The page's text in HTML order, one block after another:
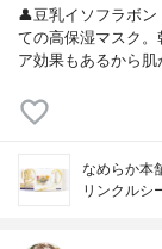
👤豆乳イソフラボ
ての高保湿マスク
ア効果もあるから
なめらか本
リンクルシ